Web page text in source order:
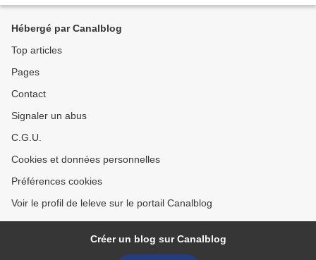
Hébergé par Canalblog
Top articles
Pages
Contact
Signaler un abus
C.G.U.
Cookies et données personnelles
Préférences cookies
Voir le profil de leleve sur le portail Canalblog
Créer un blog sur Canalblog